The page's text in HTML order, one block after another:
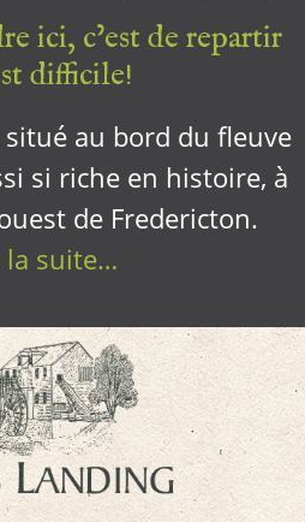
ici, c’est de repartir
difficile!
au bord du fleuve
si riche en histoire, à
de Fredericton.
la suite…